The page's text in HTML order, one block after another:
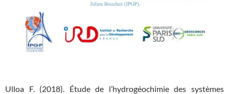
Ulloa F. (2018). Étude de l’hydrogéochimie des systèmes